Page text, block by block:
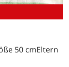
50 cmEltern